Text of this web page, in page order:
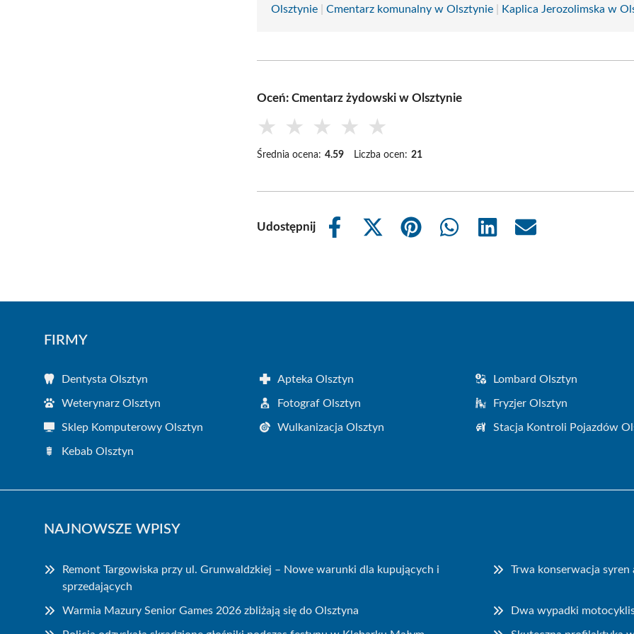
Olsztynie |Cmentarz komunalny w Olsztynie Kaplica Jerozolimska w
Oceń: Cmentarz żydowski w Olsztynie
★ ★ ★ ★ ★
Średnia ocena: 4.59 Liczba ocen: 21
Udostępnij
Share
Share
Share
Share
Share
Share
FIRMY
Dentysta Olsztyn Apteka Olsztyn Lombard Olsztyn
Weterynarz Olsztyn Fotograf Olsztyn Fryzjer Olsztyn
Sklep Komputerowy Olsztyn Wulkanizacja Olsztyn Stacja Kontroli Pojazdów
Kebab Olsztyn
NAJNOWSZE WPISY
Remont Targowiska przy ul. Grunwaldzkiej – Nowe warunki dla kupujących i
sprzedających
Trwa konserwacja
Warmia Mazury Senior Games 2026 zbliżają się do Olsztyna Dwa wypadki